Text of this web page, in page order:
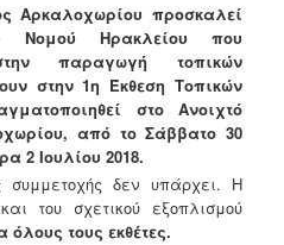
Αρκαλοχωρίου προσκαλεί
Νομού Ηρακλείου που
στην παραγωγή τοπικών
στην 1η Έκθεση Τοπικών
στο Ανοιχτό
από το Σάββατο 30
2 Ιουλίου 2018.
συμμετοχής δεν υπάρχει. Η
του σχετικού εξοπλισμού
τους εκθέτες.